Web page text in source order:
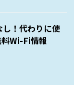
！代わりに使
料Wi-Fi情報